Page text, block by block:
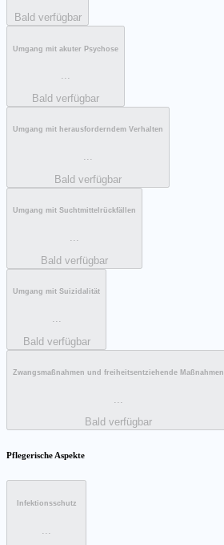
Bald verfügbar
Umgang mit akuter Psychose
...
Bald verfügbar
Umgang mit herausforderndem Verhalten
...
Bald verfügbar
Umgang mit Suchtmittelrückfällen
...
Bald verfügbar
Umgang mit Suizidalität
...
Bald verfügbar
Zwangsmaßnahmen und freiheitsentziehende Maßnahmen
...
Bald verfügbar
Pflegerische Aspekte
Infektionsschutz
...